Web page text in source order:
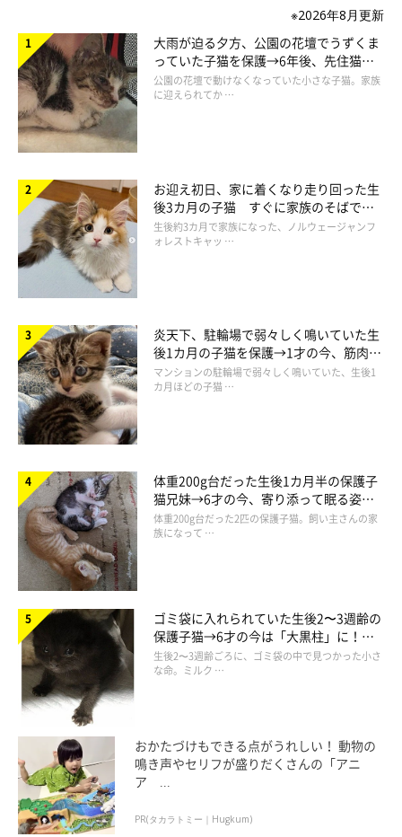
※2026年8月更新
大雨が迫る夕方、公園の花壇でうずくま
っていた子猫を保護→6年後、先住猫
と“姉妹”のような関係に
公園の花壇で動けなくなっていた小さな子猫。家族
に迎えられてか …
お迎え初日、家に着くなり走り回った生
後3カ月の子猫 すぐに家族のそばで落
ち着く姿に「迎えてよかった」
生後約3カ月で家族になった、ノルウェージャンフ
ォレストキャッ …
炎天下、駐輪場で弱々しく鳴いていた生
後1カ月の子猫を保護→1才の今、筋肉質
でツンデレなコに成長
マンションの駐輪場で弱々しく鳴いていた、生後1
カ月ほどの子猫 …
体重200g台だった生後1カ月半の保護子
猫兄妹→6才の今、寄り添って眠る姿に
ほっこり！
体重200g台だった2匹の保護子猫。飼い主さんの家
族になって …
ゴミ袋に入れられていた生後2〜3週齢の
保護子猫→6才の今は「大黒柱」に！
美しい黒猫に成長した姿にグッとくる
生後2〜3週齢ごろに、ゴミ袋の中で見つかった小さ
な命。ミルク …
おかたづけもできる点がうれしい！ 動物の
鳴き声やセリフが盛りだくさんの「アニ
ア ...
PR(タカラトミー｜Hugkum)